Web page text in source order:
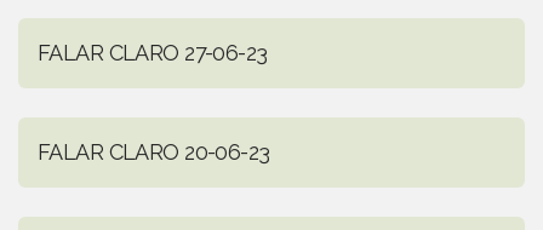
FALAR CLARO 27-06-23
FALAR CLARO 20-06-23